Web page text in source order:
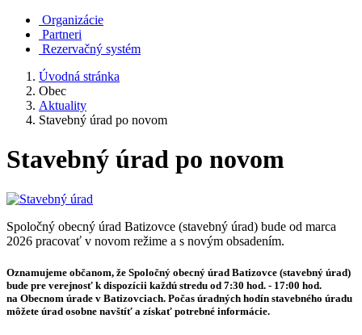
Organizácie
Partneri
Rezervačný systém
Úvodná stránka
Obec
Aktuality
Stavebný úrad po novom
Stavebný úrad po novom
Spoločný obecný úrad Batizovce (stavebný úrad) bude od marca
2026 pracovať v novom režime a s novým obsadením.
Oznamujeme občanom, že Spoločný obecný úrad Batizovce (stavebný úrad)
bude pre verejnosť k dispozícii každú stredu od 7:30 hod. - 17:00 hod.
na Obecnom úrade v Batizovciach. Počas úradných hodín stavebného úradu
môžete úrad osobne navštíť a získať potrebné informácie.